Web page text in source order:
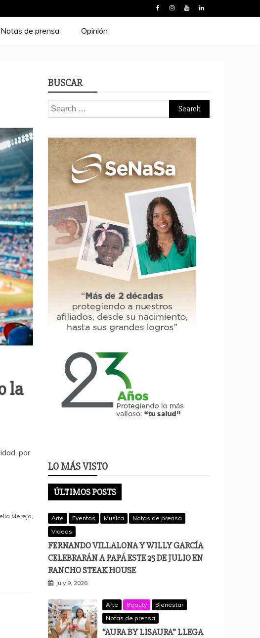
Notas de prensa Opinión
la
por
Merejo,
BUSCAR
Search
for:
LO MÁS VISTO
ÚLTIMOS POSTS
Arte Eventos Musica
Notas de prensa
Videos
FERNANDO VILLALONA Y WILLY GARCÍA
CELEBRARÁN A PAPÁ ESTE 25 DE JULIO EN
RANCHO STEAK HOUSE
July 9, 2026
Arte Beauty
Bienestar
Notas de prensa
“AURA BY LISAURA” LLEGA